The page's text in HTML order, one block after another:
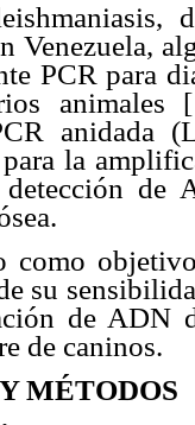
Venezuela,
PCR para
anidada
la
de
como
su
de ADN
de caninos.
MÉTODOS